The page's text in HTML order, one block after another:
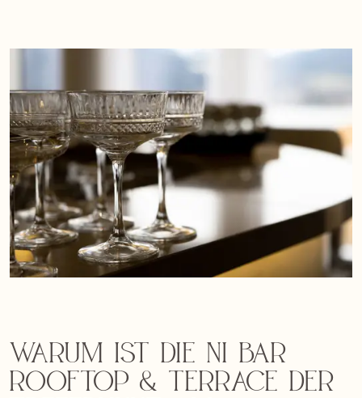
Warum ist die NI BAR
Rooftop & Terrace der